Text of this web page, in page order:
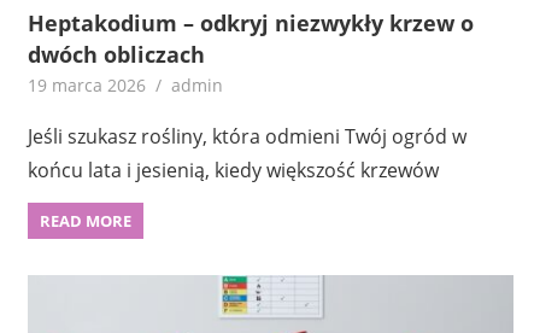
Heptakodium – odkryj niezwykły krzew o
dwóch obliczach
19 marca 2026 admin
Jeśli szukasz rośliny, która odmieni Twój ogród w
końcu lata i jesienią, kiedy większość krzewów
READ MORE